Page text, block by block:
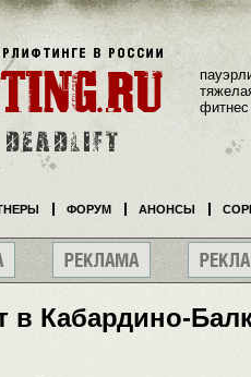
Кабардино-
фитнес
ФОРУМ АНОНСЫ